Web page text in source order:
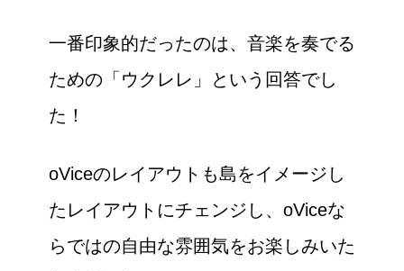
一番印象的だったのは、音楽を奏でる
ための「ウクレレ」という回答でし
た！
oViceのレイアウトも島をイメージし
たレイアウトにチェンジし、oViceな
らではの自由な雰囲気をお楽しみいた